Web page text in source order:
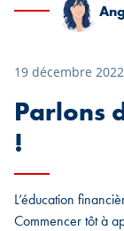
19 décembre 2022
Parlons
!
L’éducation
Commencer tôt à